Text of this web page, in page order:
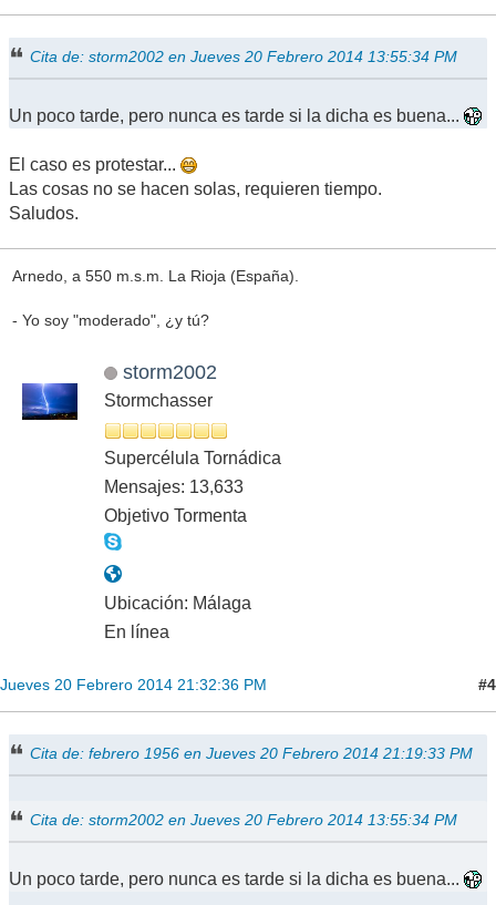
Cita de: storm2002 en Jueves 20 Febrero 2014 13:55:34 PM
Un poco tarde, pero nunca es tarde si la dicha es buena...
El caso es protestar...
Las cosas no se hacen solas, requieren tiempo.
Saludos.
Arnedo, a 550 m.s.m. La Rioja (España).
- Yo soy "moderado", ¿y tú?
storm2002
Stormchasser
Supercélula Tornádica
Mensajes: 13,633
Objetivo Tormenta
Ubicación: Málaga
En línea
Jueves 20 Febrero 2014 21:32:36 PM #4
Cita de: febrero 1956 en Jueves 20 Febrero 2014 21:19:33 PM
Cita de: storm2002 en Jueves 20 Febrero 2014 13:55:34 PM
Un poco tarde, pero nunca es tarde si la dicha es buena...